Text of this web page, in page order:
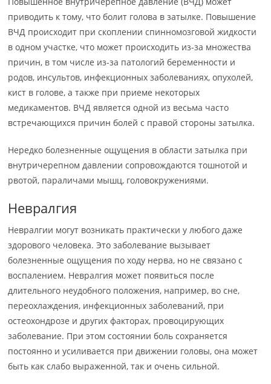
приводить к тому, что болит голова в затылке. Повышение
ВЧД происходит при скоплении спинномозговой жидкости
в одном участке, что может происходить из-за множества
причин, в том числе из-за патологий беременности и
родов, инсультов, инфекционных заболеваниях, опухолей,
кист в голове, а также при приеме некоторых
медикаментов. ВЧД является одной из весьма часто
встречающихся причин болей с правой стороны затылка.
Нередко болезненные ощущения в области затылка при
внутричерепном давлении сопровождаются тошнотой и
рвотой, параличами мышц, головокружениями.
Невралгия
Невралгии могут возникать практически у любого даже
здорового человека. Это заболевание вызывает
болезненные ощущения по ходу нерва, но не связано с
воспалением. Невралгия может появиться после
длительного неудобного положения, например, во сне,
переохлаждения, инфекционных заболеваний, при
остеохондрозе и других факторах, провоцирующих
заболевание. При этом состоянии боль сохраняется
постоянно и усиливается при движении головы, она может
быть как слабо выраженной, так и очень сильной.